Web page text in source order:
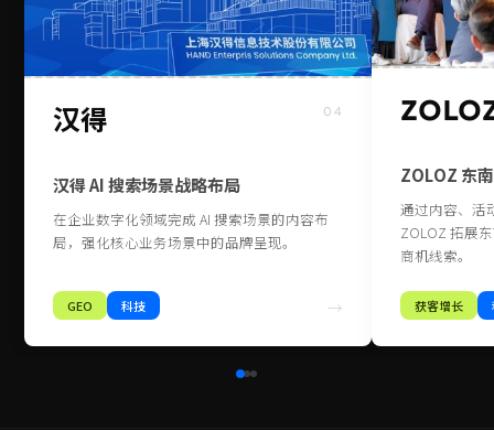
汉得 04
汉得 AI 搜索场景战略布局
在企业数字化领域完成 AI 搜索场景的内容布
局，强化核心业务场景中的品牌呈现。
GEO 科技 →
ZOLOZ 东
通过内容、活
ZOLOZ 拓展
商机线索。
获客增长